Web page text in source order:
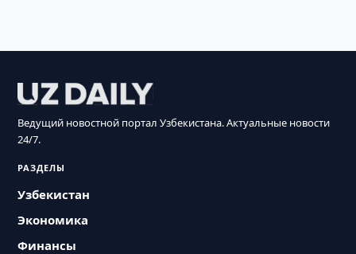
Ведущий новостной портал Узбекистана. Актуальные новости
24/7.
РАЗДЕЛЫ
Узбекистан
Экономика
Финансы